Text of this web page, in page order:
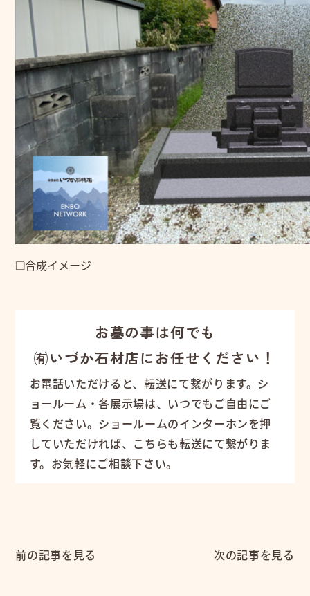
❑合成イメージ
お墓の事は何でも
㈲いづか石材店にお任せください！
お電話いただけると、転送にて繋がります。シ
ョールーム・各展示場は、いつでもご自由にご
覧ください。ショールームのインターホンを押
していただければ、こちらも転送にて繋がりま
す。お気軽にご相談下さい。
前の記事を見る 次の記事を見る